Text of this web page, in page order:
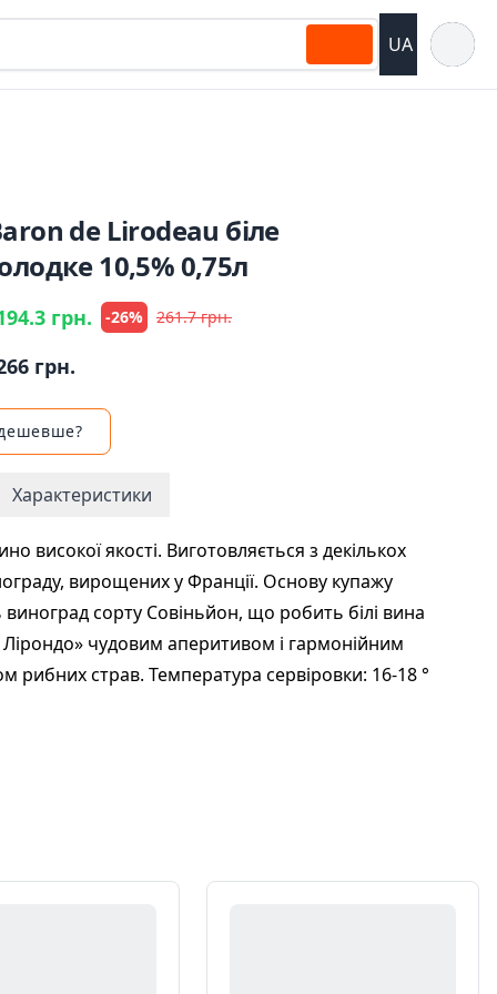
UA
de Lirodeau біле
10,5% 0,75л
грн. -26% 261.7 грн.
грн.
Характеристики
високої якості. Виготовляється з декількох
вирощених у Франції. Основу купажу
виноград сорту Совіньйон, що робить білі вина
чудовим аперитивом і гармонійним
рибних страв. Температура сервіровки: 16-18 °